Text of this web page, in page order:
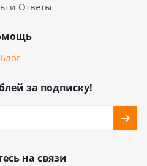
и Ответы
Блог
за подписку!
на связи